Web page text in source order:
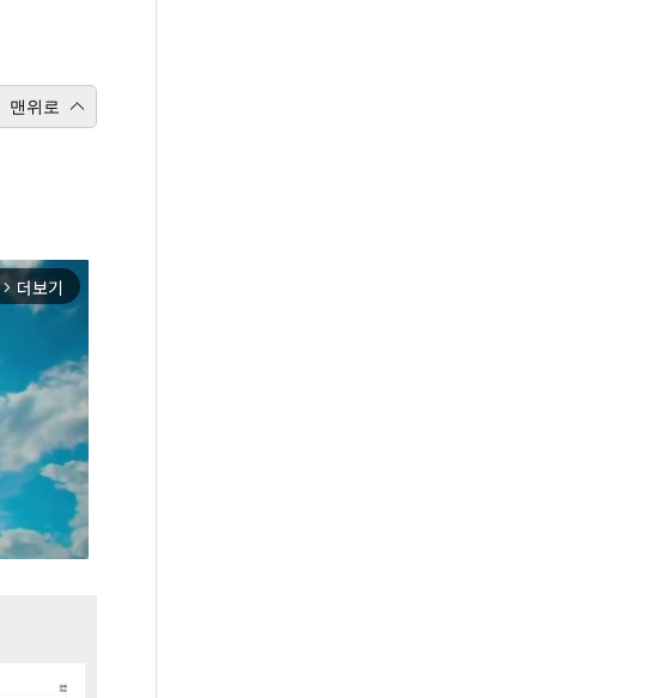
맨위로
arrow_forward_ios 더보기